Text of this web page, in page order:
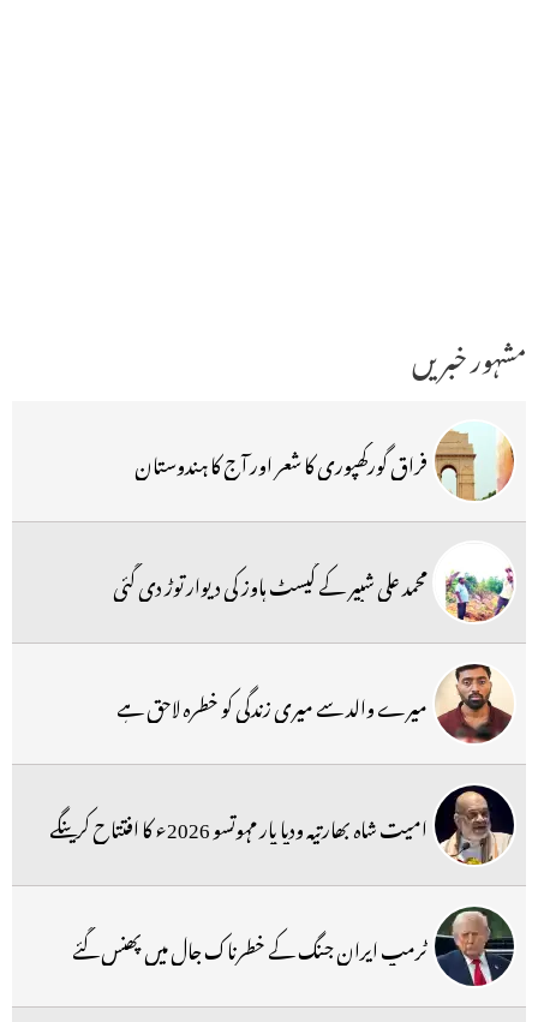
مشہور خبریں
فراق گورکھپوری کا شعر اور آج کا ہندوستان
محمد علی شبیر کے گیسٹ ہاوز کی دیوار توڑ دی گئی
میرے والد سے میری زندگی کو خطرہ لاحق ہے
امیت شاہ بھارتیہ ودیا پار مہوتسو 2026ء کا افتتاح کرینگے
ٹرمپ ایران جنگ کے خطرناک جال میں پھنس گئے